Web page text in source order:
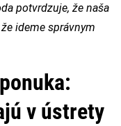
potvrdzuje, že naša
ideme správnym
v ústrety